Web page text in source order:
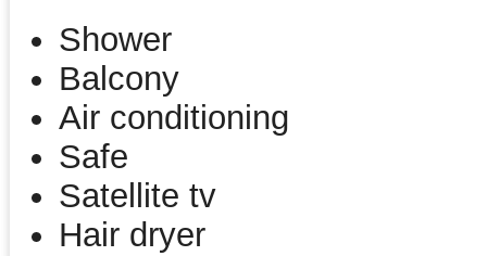
Shower
Balcony
Air conditioning
Safe
Satellite tv
Hair dryer